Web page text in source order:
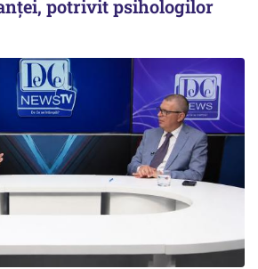
potrivit psihologilor